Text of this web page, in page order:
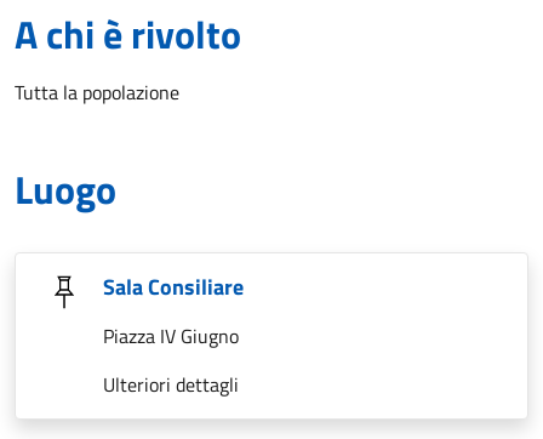
A chi è rivolto
Tutta la popolazione
Luogo
Sala Consiliare
Piazza IV Giugno
Ulteriori dettagli